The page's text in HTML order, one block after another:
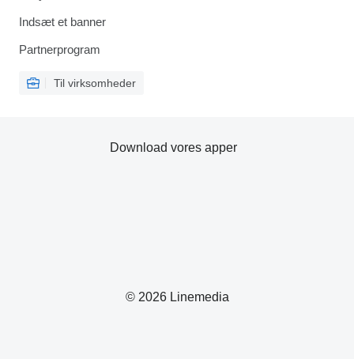
Indsæt et banner
Partnerprogram
Til virksomheder
© 2026 Linemedia
Download vores apper